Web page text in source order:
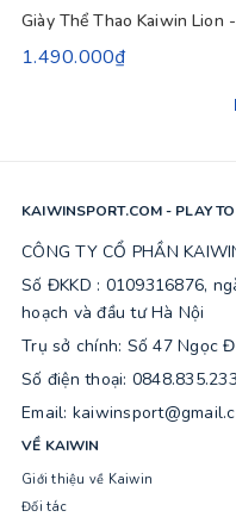
1.490.000₫
KAIWINSPORT.COM - PLAY
CÔNG TY CỔ PHẦN
Số ĐKKD : 0109316876,
hoạch và đầu tư Hà Nội
Trụ sở chính: Số 47 Ngọc
Số điện thoại: 0848.835.233
Email:
VỀ KAIWIN
Giới thiệu về Kaiwin
Đối tác